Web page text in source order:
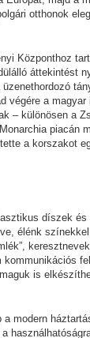
otthonok
Központhoz
áttekintést
végére a
– különösen a
piacán
a korszakot
díszek
élénk
is
modern